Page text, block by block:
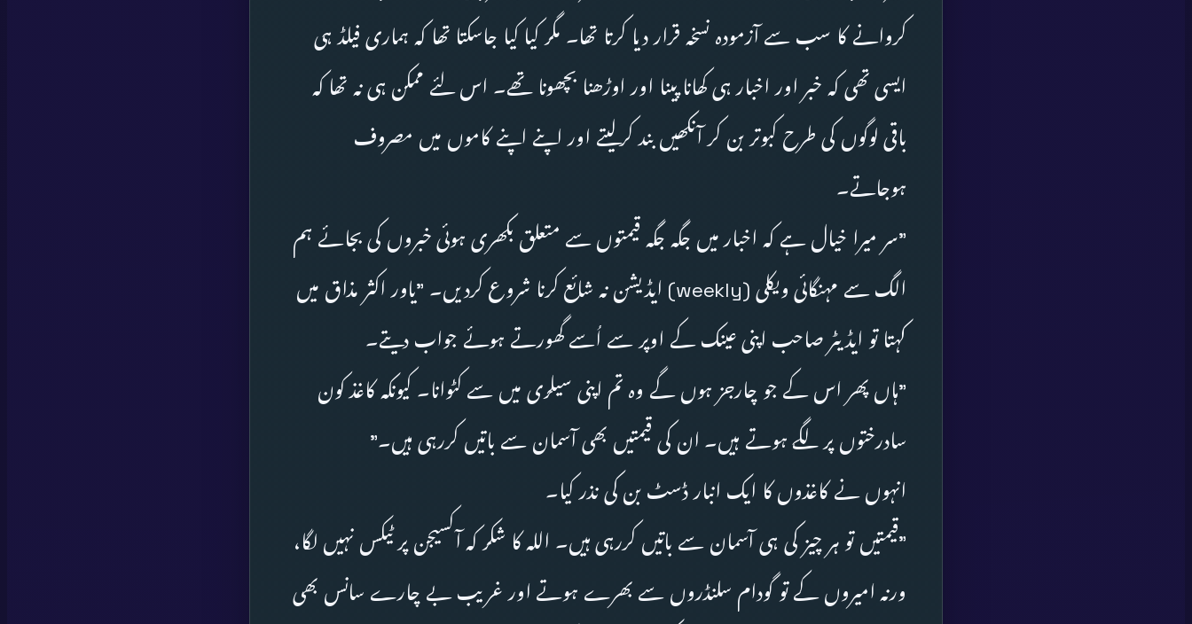
کروانے کا سب سے آزمودہ نسخہ قرار دیا کرتا تھا۔ مگر کیا کیا جاسکتا تھا کہ ہماری فیلڈ ہی
ایسی تھی کہ خبر اور اخبار ہی کھانا پینا اور اوڑھنا بچھونا تھے۔ اس لئے ممکن ہی نہ تھا کہ
باقی لوگوں کی طرح کبوتر بن کر آنکھیں بند کرلیتے اور اپنے اپنے کاموں میں مصروف
ہوجاتے۔
”سر میرا خیال ہے کہ اخبار میں جگہ جگہ قیمتوں سے متعلق بکھری ہوئی خبروں کی بجائے ہم
الگ سے مہنگائی ویکلی (weekly) ایڈیشن نہ شائع کرنا شروع کردیں۔ ”یاور اکثر مذاق میں
کہتا تو ایڈیٹر صاحب اپنی عینک کے اوپر سے اُسے گھورتے ہوئے جواب دیتے۔
”ہاں پھر اس کے جو چارجز ہوں گے وہ تم اپنی سیلری میں سے کٹوانا۔ کیونکہ کاغذ کون
سادرختوں پر لگے ہوتے ہیں۔ ان کی قیمتیں بھی آسمان سے باتیں کررہی ہیں۔”
انہوں نے کاغذوں کا ایک انبار ڈسٹ بن کی نذر کیا۔
”قیمتیں تو ہر چیز کی ہی آسمان سے باتیں کررہی ہیں۔ اللہ کا شکر کہ آکسیجن پر ٹیکس نہیں لگا،
ورنہ امیروں کے تو گودام سلنڈروں سے بھرے ہوتے اور غریب بے چارے سانس بھی